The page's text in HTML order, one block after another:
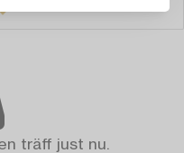
träff just nu.